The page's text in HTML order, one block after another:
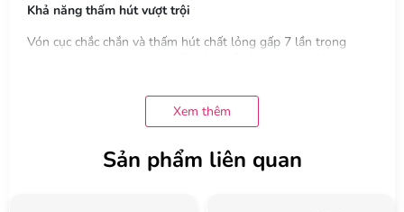
Khả năng thấm hút vượt trội
Vón cục chắc chắn và thấm hút chất lỏng gấp 7 lần trọng
dụng tiếp trong 5-7 tuần, tiết kiệm chi phí và giảm thiểu lượng
Xem thêm
Sản phẩm liên quan